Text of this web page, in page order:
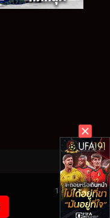
1850 Views